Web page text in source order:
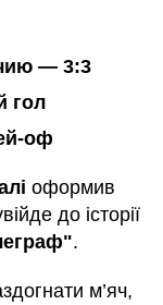
— 3:3
гол
оф
оформив
до історії
.
м’яч,